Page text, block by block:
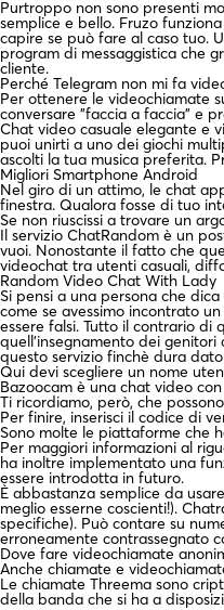
Purtroppo non sono presenti
semplice e bello. Fruzo
capire se può fare al caso tuo.
program di messaggistica che
cliente.
Perché Telegram non mi fa
Per ottenere le videochiamate
conversare "faccia a faccia" e
Chat video casuale elegante e
puoi unirti a uno dei giochi
ascolti la tua musica preferita.
Migliori Smartphone Android
Nel giro di un attimo, le chat
finestra. Qualora fosse di tuo
Se non riuscissi a trovare un
Il servizio ChatRandom è un
vuoi. Nonostante il fatto che
videochat tra utenti casuali,
Random Video Chat With Lady
Si pensi a una persona che
come se avessimo incontrato
essere falsi. Tutto il contrario di
quell’insegnamento dei
questo servizio finchè dura
Qui devi scegliere un nome
Bazoocam è una chat video
Ti ricordiamo, però, che
Per finire, inserisci il codice di
Sono molte le piattaforme che
Per maggiori informazioni al
ha inoltre implementato una
essere introdotta in futuro.
È abbastanza semplice da
meglio esserne coscienti!).
specifiche). Può contare su
erroneamente contrassegnato
Dove fare videochiamate
Anche chiamate e
Le chiamate Threema sono
della banda che si ha a